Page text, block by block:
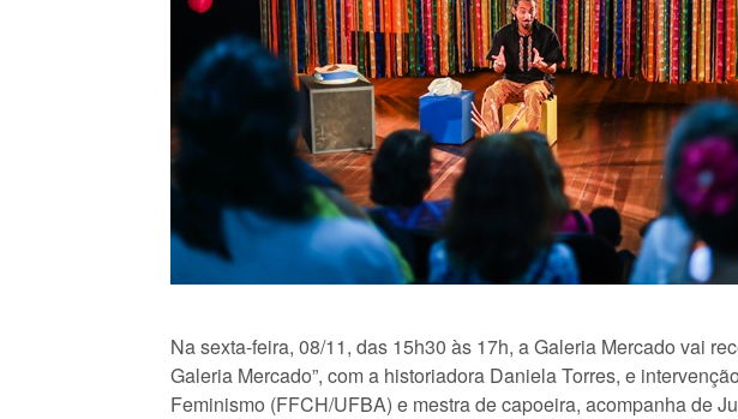
Na sexta-feira, 08/11, das 15h30 às 17h, a Galeria Mercado vai
Galeria Mercado”, com a historiadora Daniela Torres, e
Feminismo (FFCH/UFBA) e mestra de capoeira, acompanha de